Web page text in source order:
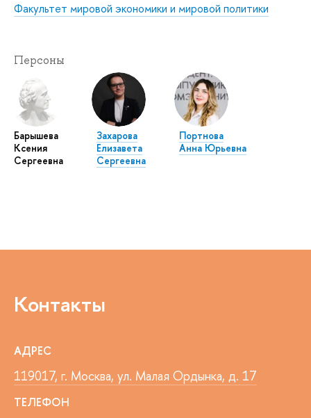
Факультет мировой экономики и мировой политики
Персоны
Барышева
Ксения
Сергеевна
Захарова
Елизавета
Сергеевна
Портнова
Анна Юрьевна
Контакты
АДРЕС
119017, г. Москва, ул. Малая Ордынка, д. 17
ТЕЛЕФОН